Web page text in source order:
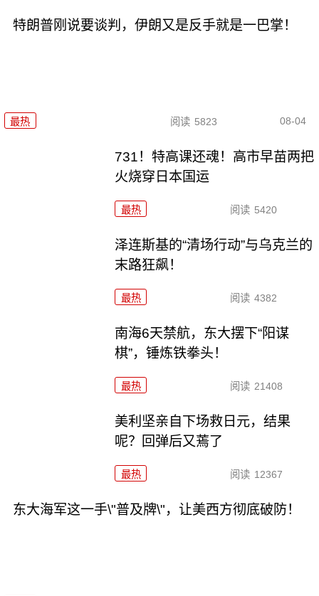
特朗普刚说要谈判，伊朗又是反手就是一巴掌！
最热 阅读 5823 08-04
731！特高课还魂！高市早苗两把
火烧穿日本国运
最热 阅读 5420
泽连斯基的“清场行动”与乌克兰的
末路狂飙！
最热 阅读 4382
南海6天禁航，东大摆下“阳谋
棋”，锤炼铁拳头！
最热 阅读 21408
美利坚亲自下场救日元，结果
呢？回弹后又蔫了
最热 阅读 12367
东大海军这一手\"普及牌\"，让美西方彻底破防！